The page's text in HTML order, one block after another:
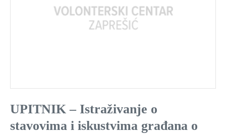
UPITNIK – Istraživanje o
stavovima i iskustvima građana o